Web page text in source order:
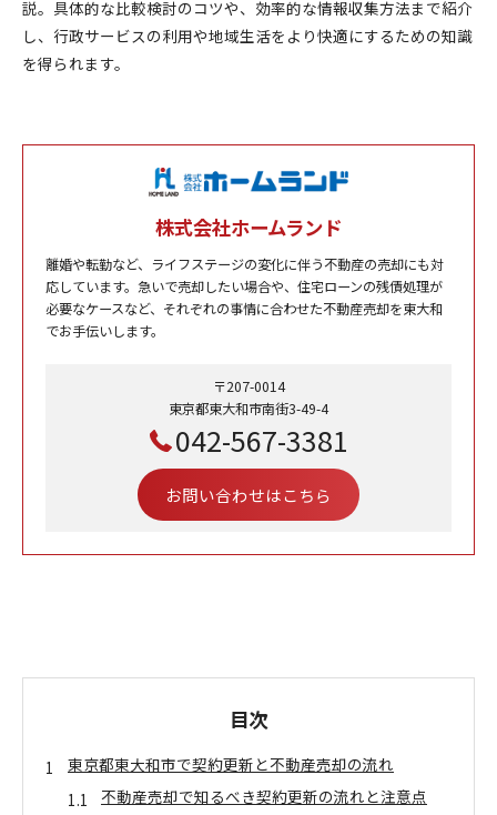
説。具体的な比較検討のコツや、効率的な情報収集方法まで紹介
し、行政サービスの利用や地域生活をより快適にするための知識
を得られます。
株式会社ホームランド
離婚や転勤など、ライフステージの変化に伴う不動産の売却にも対
応しています。急いで売却したい場合や、住宅ローンの残債処理が
必要なケースなど、それぞれの事情に合わせた不動産売却を東大和
でお手伝いします。
〒207-0014
東京都東大和市南街3-49-4
042-567-3381
お問い合わせはこちら
目次
東京都東大和市で契約更新と不動産売却の流れ
不動産売却で知るべき契約更新の流れと注意点